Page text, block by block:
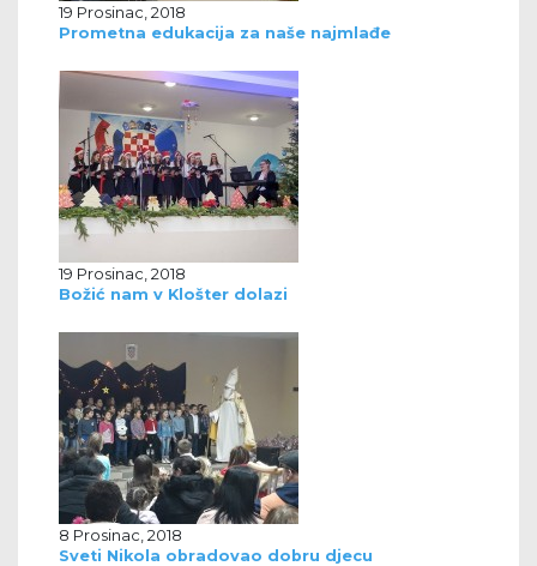
19 Prosinac, 2018
Prometna edukacija za naše najmlađe
19 Prosinac, 2018
Božić nam v Klošter dolazi
8 Prosinac, 2018
Sveti Nikola obradovao dobru djecu